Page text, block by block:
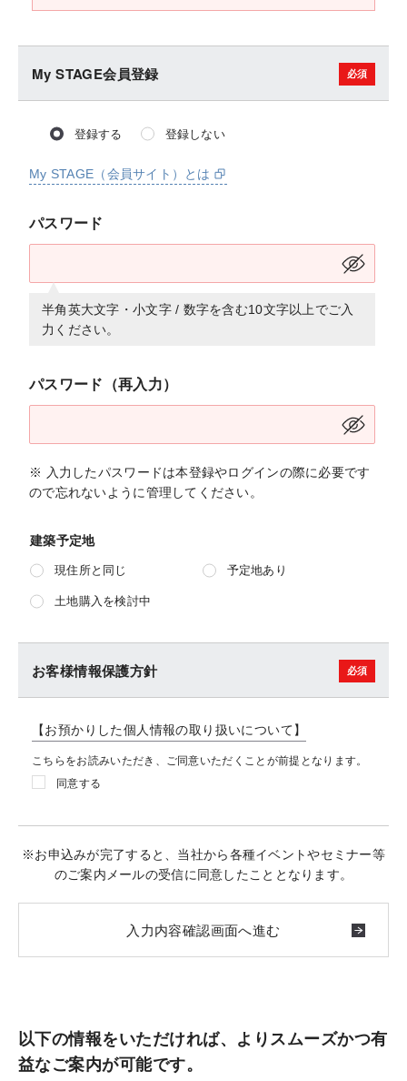
My STAGE会員登録
登録する 登録しない
My STAGE（会員サイト）とは
パスワード
半角英大文字・小文字 / 数字を含む10文字以上でご入
力ください。
パスワード（再入力）
※ 入力したパスワードは本登録やログインの際に必要です
ので忘れないように管理してください。
建築予定地
現住所と同じ 予定地あり
土地購入を検討中
お客様情報保護方針
【お預かりした個人情報の取り扱いについて】
こちらをお読みいただき、ご同意いただくことが前提となります。
同意する
※お申込みが完了すると、当社から各種イベントやセミナー等
のご案内メールの受信に同意したこととなります。
以下の情報をいただければ、よりスムーズかつ有
益なご案内が可能です。